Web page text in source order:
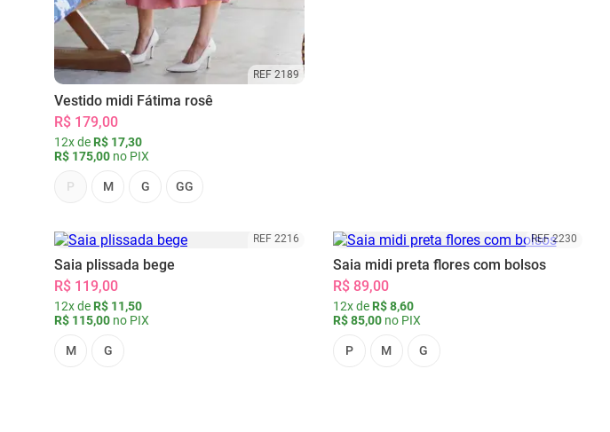
REF 2189
Vestido midi Fátima rosê
R$ 179,00
12x de R$ 17,30
R$ 175,00 no PIX
P M G GG
REF 2216
Saia plissada bege
R$ 119,00
12x de R$ 11,50
R$ 115,00 no PIX
M G
REF 2230
Saia midi preta flores com bolsos
R$ 89,00
12x de R$ 8,60
R$ 85,00no PIX
P M G